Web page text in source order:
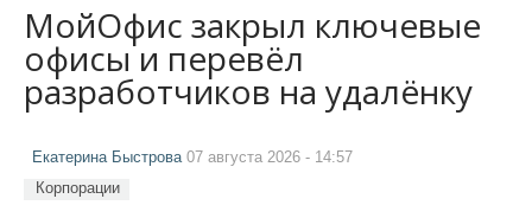
МойОфис закрыл ключевые
офисы и перевёл
разработчиков на удалёнку
Екатерина Быстрова 07 августа 2026 - 14:57
Корпорации